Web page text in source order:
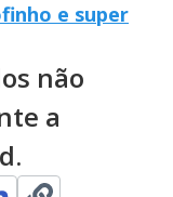
e super
não
a